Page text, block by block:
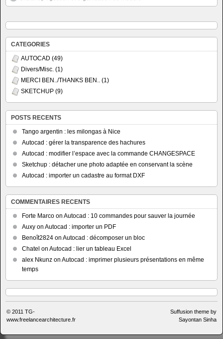
CATEGORIES
AUTOCAD (49)
Divers/Misc. (1)
MERCI BEN../THANKS BEN.. (1)
SKETCHUP (9)
POSTS RECENTS
Tango argentin : les milongas à Nice
Autocad : gérer la transparence des hachures
Autocad : modifier l’espace avec la commande CHANGESPACE
Sketchup : détacher une photo adaptée en conservant la scène
Autocad : importer un cadastre au format DXF
COMMENTAIRES RECENTS
Forte Marco on Autocad : 10 commandes pour sauver la journée
Auxy on Autocad : importer un PDF
Benoît2824 on Autocad : décomposer un bloc
Chatel on Autocad : lier un tableau Excel
alex Nkunz on Autocad : imprimer plusieurs présentations en même
temps
© 2011 TG-
www.freelancearchitecture.fr
Suffusion theme by
Sayontan Sinha